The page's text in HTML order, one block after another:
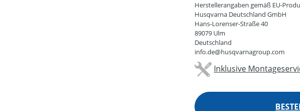
Herstellerangaben gemäß EU-
Husqvarna Deutschland GmbH
Hans-Lorenser-Straße 40
89079 Ulm
Deutschland
info.de@husqvarnagroup.com
Inklusive